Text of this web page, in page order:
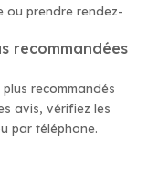
ou prendre rendez-
recommandées
recommandés
avis, vérifiez les
par téléphone.